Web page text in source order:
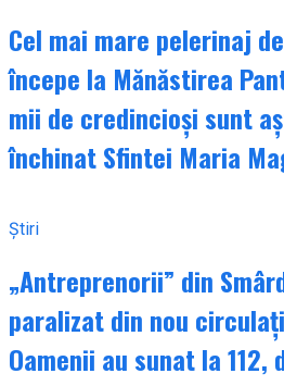
Cel mai mare pelerinaj
începe la Mănăstirea
mii de credincioși sunt
închinat Sfintei Maria
Știri
„Antreprenorii” din
paralizat din nou
Oamenii au sunat la 112,